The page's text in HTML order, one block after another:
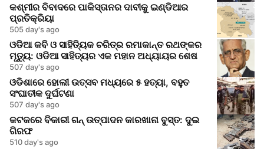
କଶ୍ମୀର ବିବାଦରେ ପାକିସ୍ତାନର ଦାବୀକୁ ଇଣ୍ଡିଆର
ପ୍ରତିକ୍ରିୟା
505 day's ago
ଓଡିଆ କବି ଓ ସାହିତ୍ୟିକ ଚରିତ୍ର ରମାକାନ୍ତ ରଥଙ୍କର
ମୃତ୍ୟୁ: ଓଡିଆ ସାହିତ୍ୟର ଏକ ମହାନ ଅଧ୍ୟାୟର ଶେଷ
507 day's ago
ଓଡିଶାରେ ହୋଲୀ ଉତ୍ସବ ମଧ୍ୟରେ ୫ ହତ୍ୟା, ବହୁତ
ସଂଘାତୀକ ଦୁର୍ଘଟଣା
507 day's ago
କଟକରେ ବିକାରୀ ଗନ୍ ଉତ୍ପାଦନ କାରଖାନା ବୁସ୍ତ: ଦୁଇ
ଗିରଫ
510 day's ago